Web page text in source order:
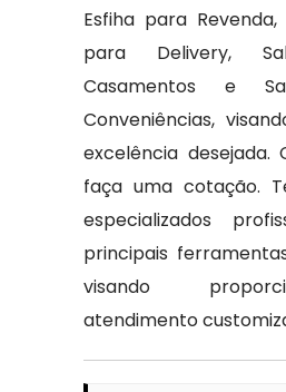
Esfiha para
para Delivery,
Casamentos e
Conveniências,
excelência desejada.
faça uma cotação.
especializados
principais
visando
atendimento